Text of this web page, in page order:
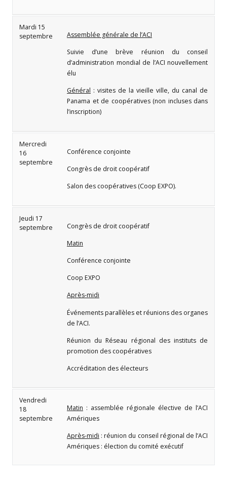
Mardi 15
septembre
Assemblée générale de l’ACI
Suivie d’une brève réunion du conseil
d’administration mondial de l’ACI nouvellement
élu
Général : visites de la vieille ville, du canal de
Panama et de coopératives (non incluses dans
l’inscription)
Mercredi
16
septembre
Conférence conjointe
Congrès de droit coopératif
Salon des coopératives (Coop EXPO).
Jeudi 17
septembre
Congrès de droit coopératif
Matin
Conférence conjointe
Coop EXPO
Après-midi
Événements parallèles et réunions des organes
de l’ACI.
Réunion du Réseau régional des instituts de
promotion des coopératives
Accréditation des électeurs
Vendredi
18
septembre
Matin : assemblée régionale élective de l’ACI
Amériques
Après-midi : réunion du conseil régional de l’ACI
Amériques : élection du comité exécutif